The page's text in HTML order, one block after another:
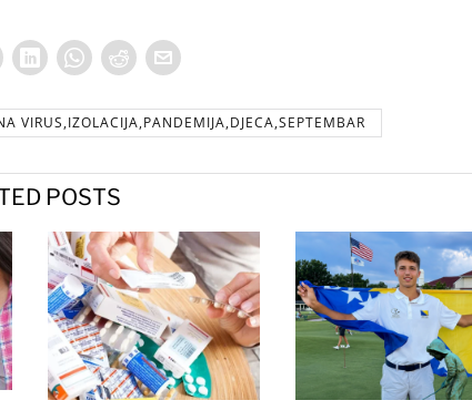
VIRUS,IZOLACIJA,PANDEMIJA,DJECA,SEPTEMBAR
POSTS